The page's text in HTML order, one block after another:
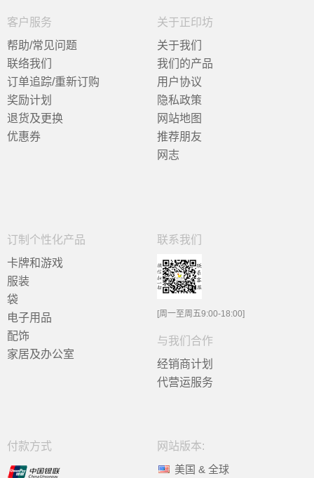
客户服务
帮助/常见问题
联络我们
订单追踪/重新订购
奖励计划
退货及更换
优惠券
关于正印坊
关于我们
我们的产品
用户协议
隐私政策
网站地图
推荐朋友
网志
订制个性化产品
卡牌和游戏
服装
袋
电子用品
配饰
家居及办公室
联系我们
[周一至周五9:00-18:00]
与我们合作
经销商计划
代营运服务
付款方式
网站版本:
美国 & 全球